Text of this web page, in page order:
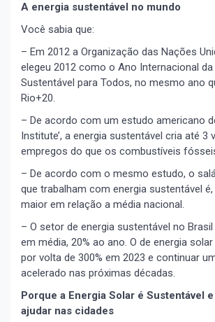
A energia sustentável no mundo
Você sabia que:
– Em 2012 a Organização das Nações
elegeu 2012 como o Ano Internacional da
Sustentável para Todos, no mesmo ano
Rio+20.
– De acordo com um estudo americano
Institute’, a energia sustentável cria até 3
empregos do que os combustíveis
– De acordo com o mesmo estudo, o
que trabalham com energia sustentável é,
maior em relação a média nacional.
– O setor de energia sustentável no
em média, 20% ao ano. O de energia
por volta de 300% em 2023 e continuar
acelerado nas próximas décadas.
Porque a Energia Solar é Sustentável
ajudar nas cidades